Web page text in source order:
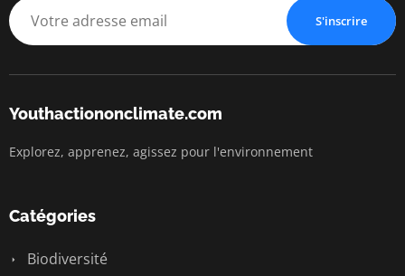
S'inscrire
Youthactiononclimate.com
Explorez, apprenez, agissez pour l'environnement
Catégories
Biodiversité